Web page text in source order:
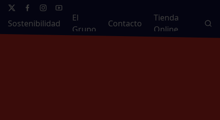
Sostenibilidad
El
Grupo
Contacto
Tienda
Online